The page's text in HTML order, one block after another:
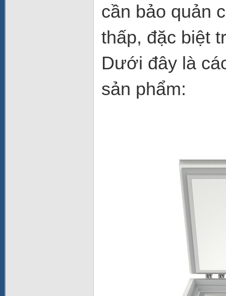
cần bảo quản
thấp, đặc biệt
Dưới đây là
sản phẩm: